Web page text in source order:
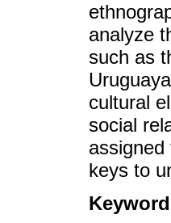
analyze
such as
cultural
social
keys to